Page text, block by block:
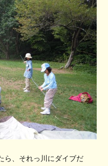
ら、それっ川にダイブだ